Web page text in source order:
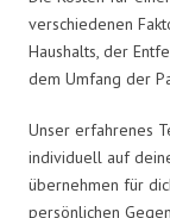
verschiedenen
Haushalts, der
dem Umfang der
Unser erfahrenes
individuell auf
übernehmen für
persönlichen